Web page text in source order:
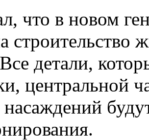
что в новом
детали,
центральной